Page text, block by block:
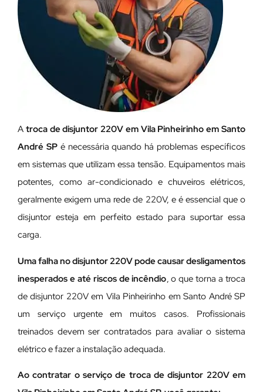
A troca de disjuntor 220V em Vila Pinheirinho em Santo
André SPé necessária quando há problemas específicos
em sistemas que utilizam essa tensão. Equipamentos mais
potentes, como ar-condicionado e chuveiros elétricos,
geralmente exigem uma rede de 220V, e é essencial que o
disjuntor esteja em perfeito estado para suportar essa
carga.
Uma falha no disjuntor 220V pode causar desligamentos
inesperados e até riscos de incêndio, o que torna a troca
de disjuntor 220V em Vila Pinheirinho em Santo André SP
um serviço urgente em muitos casos. Profissionais
treinados devem ser contratados para avaliar o sistema
elétrico e fazer a instalação adequada.
Ao contratar o serviço de troca de disjuntor 220V em